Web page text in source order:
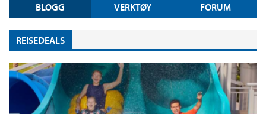
BLOGG VERKTØY FORUM
REISEDEALS